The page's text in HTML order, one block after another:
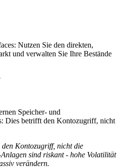
Nutzen Sie den direkten,
und verwalten Sie Ihre Bestände
Speicher- und
Dies betrifft den Kontozugriff, nicht
den Kontozugriff, nicht die
sind riskant - hohe Volatilität
verändern.